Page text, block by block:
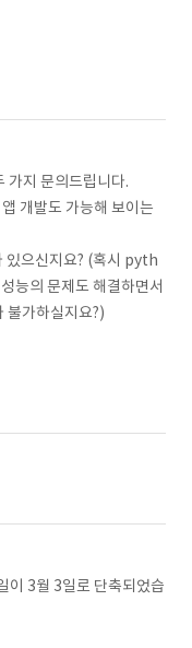
가지 문의드립니다.
개발도 가능해 보이는
있으신지요? (혹시 pyth
능의 문제도 해결하면서
불가하실지요?)
이 3월 3일로 단축되었습